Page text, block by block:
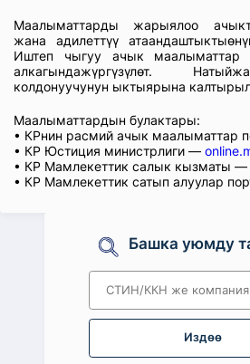
Маалыматтарды жарыялоо
жана адилеттүү
Иштеп чыгуу ачык маалыматтар
алкагындажүргүзүлөт.
колдонуучунун ыктыярына
Маалыматтардын булактары:
• КРнин расмий ачык маалыматтар
• КР Юстиция министрлиги —
• КР Мамлекеттик салык кызматы —
• КР Мамлекеттик сатып алуулар
Башка уюмду
Издөө